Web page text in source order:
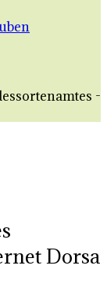
-
Dorsa